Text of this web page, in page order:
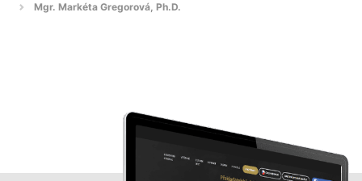
Mgr. Markéta Gregorová, Ph.D.